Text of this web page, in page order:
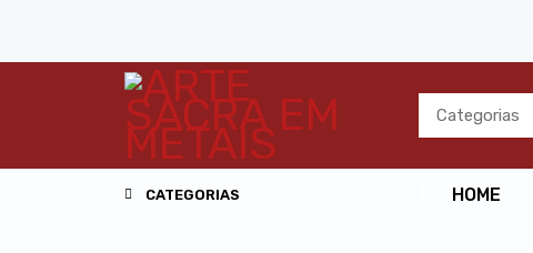
CATEGORIAS HOME